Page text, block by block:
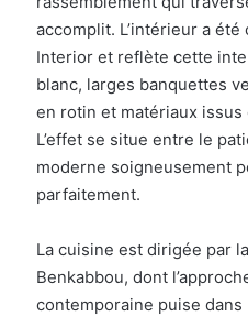
accomplit. L’intérieur a
Interior et reflète cette
blanc, larges banquettes
en rotin et matériaux issus
L’effet se situe entre le
moderne soigneusement
parfaitement.
La cuisine est dirigée par
Benkabbou, dont
contemporaine puise